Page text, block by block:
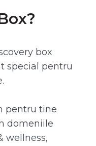
box
special pentru
pentru tine
domeniile
wellness,